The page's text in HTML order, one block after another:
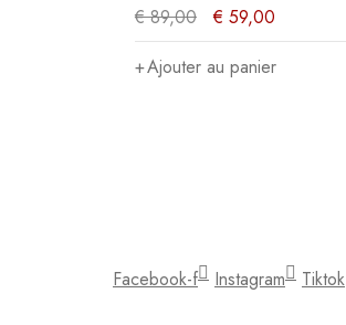
€89,00 € 59,00
Ajouter au panier
Facebook-f Instagram Tiktok